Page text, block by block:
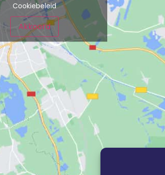
Cookiebeleid
Akkoord